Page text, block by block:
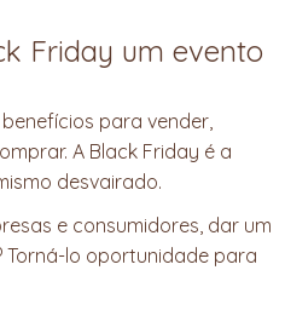
Friday um evento
para vender,
A Black Friday é a
desvairado.
e consumidores, dar um
Torná-lo oportunidade para